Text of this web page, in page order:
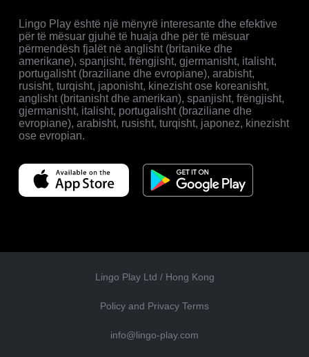
Lingo Play është një mënyrë interesante dhe efektive
për të mësuar gjuhë të huaja dhe për të mësuar
përmendësh fjalët në anglisht (britanike dhe
amerikane), spanjisht, frëngjisht, gjermanisht, italisht,
portugalisht (braziliane dhe evropiane), arabisht,
rusisht, turqisht, japonisht, kinezisht ose koreanisht,
anglisht (britanisht dhe amerikan), spanjisht, frëngjisht,
gjermanisht, italisht, portugalisht (braziliane dhe
evropiane), arabisht, rusisht, turqisht, japonez, kinezisht
ose evropian.
Lingo Play Ltd / Hong Kong
Policy and Privacy Terms
info@lingo-play.com